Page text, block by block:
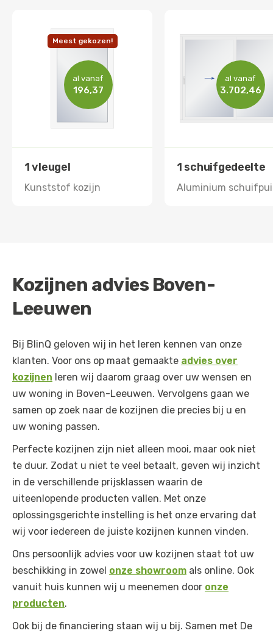
Meest gekozen!
al vanaf
196,37
1 vleugel
Kunststof kozijn
al vanaf
3.702,46
1 schuifgedeelte
Aluminium schuifpui
Kozijnen advies Boven-
Leeuwen
Bij BlinQ geloven wij in het leren kennen van onze
klanten. Voor ons op maat gemaakte advies over
kozijnen leren wij daarom graag over uw wensen en
uw woning in Boven-Leeuwen. Vervolgens gaan we
samen op zoek naar de kozijnen die precies bij u en
uw woning passen.
Perfecte kozijnen zijn niet alleen mooi, maar ook niet
te duur. Zodat u niet te veel betaalt, geven wij inzicht
in de verschillende prijsklassen waarin de
uiteenlopende producten vallen. Met onze
oplossingsgerichte instelling is het onze ervaring dat
wij voor iedereen de juiste kozijnen kunnen vinden.
Ons persoonlijk advies voor uw kozijnen staat tot uw
beschikking in zowel onze showroom als online. Ook
vanuit huis kunnen wij u meenemen door onze
producten.
Ook bij de financiering staan wij u bij. Samen met De